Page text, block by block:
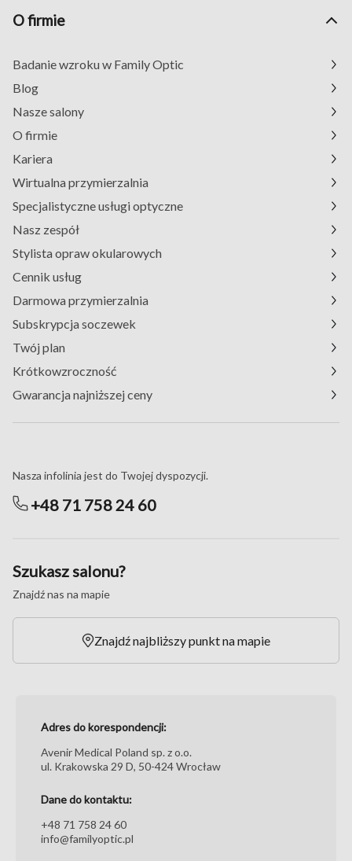
O firmie
Badanie wzroku w Family Optic
Blog
Nasze salony
O firmie
Kariera
Wirtualna przymierzalnia
Specjalistyczne usługi optyczne
Nasz zespół
Stylista opraw okularowych
Cennik usług
Darmowa przymierzalnia
Subskrypcja soczewek
Twój plan
Krótkowzroczność
Gwarancja najniższej ceny
Nasza infolinia jest do Twojej dyspozycji.
+48 71 758 24 60
Szukasz salonu?
Znajdź nas na mapie
Znajdź najbliższy punkt na mapie
Adres do korespondencji:
Avenir Medical Poland sp. z o.o.
ul. Krakowska 29 D, 50-424 Wrocław
Dane do kontaktu:
+48 71 758 24 60
info@familyoptic.pl